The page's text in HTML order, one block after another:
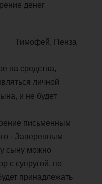
денег
Тимофей, Пенза
на средства,
личной
и не будет
письменным
- Заверенным
сыну можно
с супругой, по
принадлежать